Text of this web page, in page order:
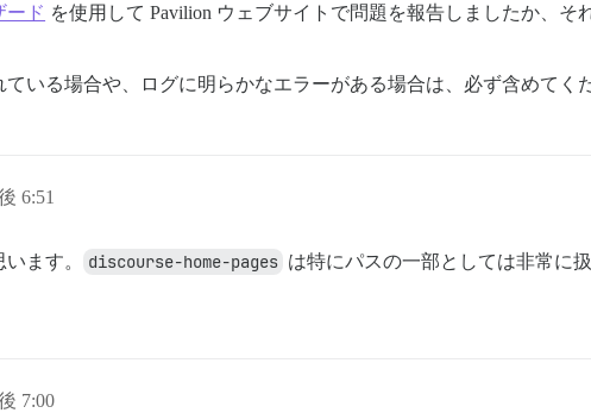
ード を使用して Pavilion ウェブサイトで問題を報告しましたか、
いる場合や、ログに明らかなエラーがある場合は、必ず含めてく
6:51
ます。 discourse-home-pages は特にパスの一部としては非常に
7:00